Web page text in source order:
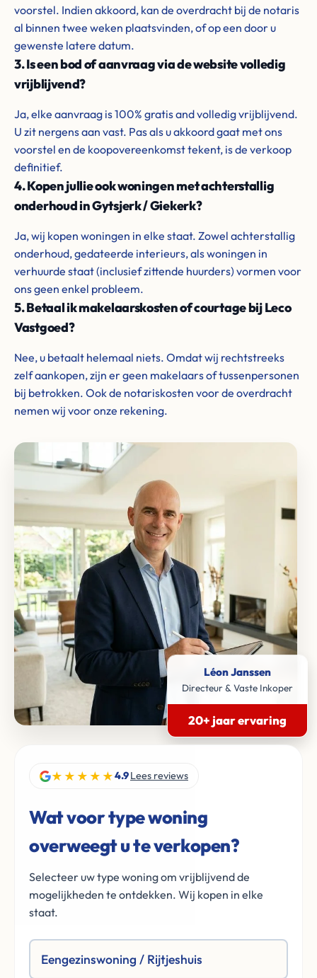
voorstel. Indien akkoord, kan de overdracht bij de notaris
al binnen twee weken plaatsvinden, of op een door u
gewenste latere datum.
3. Is een bod of aanvraag via de website volledig
vrijblijvend?
Ja, elke aanvraag is 100% gratis and volledig vrijblijvend.
U zit nergens aan vast. Pas als u akkoord gaat met ons
voorstel en de koopovereenkomst tekent, is de verkoop
definitief.
4. Kopen jullie ook woningen met achterstallig
onderhoud in Gytsjerk / Giekerk?
Ja, wij kopen woningen in elke staat. Zowel achterstallig
onderhoud, gedateerde interieurs, als woningen in
verhuurde staat (inclusief zittende huurders) vormen voor
ons geen enkel probleem.
5. Betaal ik makelaarskosten of courtage bij Leco
Vastgoed?
Nee, u betaalt helemaal niets. Omdat wij rechtstreeks
zelf aankopen, zijn er geen makelaars of tussenpersonen
bij betrokken. Ook de notariskosten voor de overdracht
nemen wij voor onze rekening.
Léon Janssen
Directeur & Vaste Inkoper
20+ jaar ervaring
★★★★★4.9Lees reviews
Wat voor type woning
overweegt u te verkopen?
Selecteer uw type woning om vrijblijvend de
mogelijkheden te ontdekken. Wij kopen in elke
staat.
Eengezinswoning / Rijtjeshuis